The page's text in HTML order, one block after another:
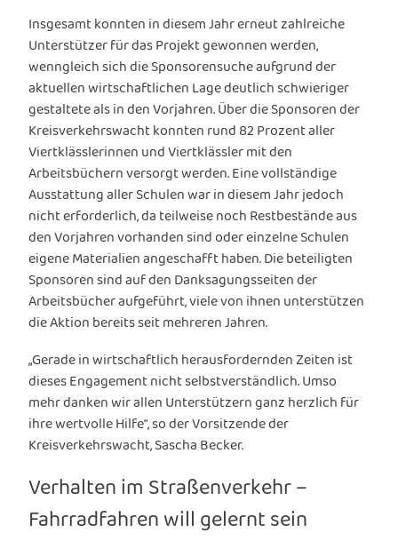
Insgesamt konnten in diesem Jahr erneut zahlreiche
Unterstützer für das Projekt gewonnen werden,
wenngleich sich die Sponsorensuche aufgrund der
aktuellen wirtschaftlichen Lage deutlich schwieriger
gestaltete als in den Vorjahren. Über die Sponsoren der
Kreisverkehrswacht konnten rund 82 Prozent aller
Viertklässlerinnen und Viertklässler mit den
Arbeitsbüchern versorgt werden. Eine vollständige
Ausstattung aller Schulen war in diesem Jahr jedoch
nicht erforderlich, da teilweise noch Restbestände aus
den Vorjahren vorhanden sind oder einzelne Schulen
eigene Materialien angeschafft haben. Die beteiligten
Sponsoren sind auf den Danksagungsseiten der
Arbeitsbücher aufgeführt, viele von ihnen unterstützen
die Aktion bereits seit mehreren Jahren.
„Gerade in wirtschaftlich herausfordernden Zeiten ist
dieses Engagement nicht selbstverständlich. Umso
mehr danken wir allen Unterstützern ganz herzlich für
ihre wertvolle Hilfe“, so der Vorsitzende der
Kreisverkehrswacht, Sascha Becker.
Verhalten im Straßenverkehr –
Fahrradfahren will gelernt sein